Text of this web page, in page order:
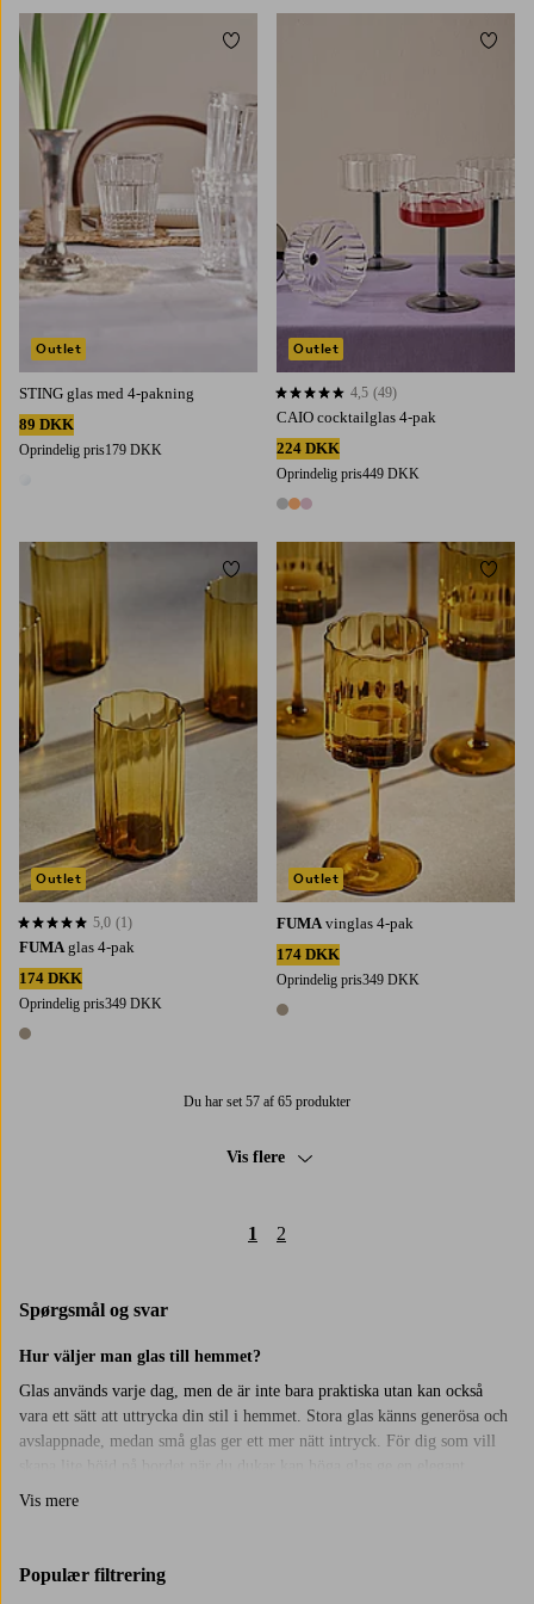
STING glas med 4-pakning
89 DKK
Oprindelig pris179 DKK
Outlet
Tilføj til favoritter
CAIO cocktailglas 4-pak
224 DKK
Oprindelig pris449 DKK
3 farver
4,5 baseret på 49 bedømmelser
4,5 (49)
Outlet
Tilføj
FUMA glas 4-pak
174 DKK
Oprindelig pris349 DKK
1 farve
5,0 baseret på 1 bedømmelser
5,0 (1)
Outlet
Tilføj til favoritter
FUMA vinglas 4-pak
174 DKK
Oprindelig pris349 DKK
1 farve
Outlet
Tilføj
Du har set 57 af 65 produkter
Vis flere
1 2
Spørgsmål og svar
Hur väljer man glas till hemmet?
Glas används varje dag, men de är inte bara praktiska utan kan också
vara ett sätt att uttrycka din stil i hemmet. Stora glas känns generösa och
avslappnade, medan små glas ger ett mer nätt intryck. För dig som vill
känsla. Testa gärna att blanda olika former och storlekar, det kan göra
Vis mere
Populær filtrering